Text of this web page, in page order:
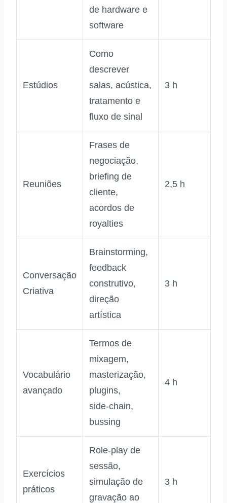
de hardware e
software
Estúdios
Como
descrever
salas, acústica,
tratamento e
fluxo de sinal
3 h
Reuniões
Frases de
negociação,
briefing de
cliente,
acordos de
royalties
2,5 h
Conversação
Criativa
Brainstorming,
feedback
construtivo,
direção
artística
3 h
Vocabulário
avançado
Termos de
mixagem,
masterização,
plugins,
side‑chain,
bussing
4 h
Exercícios
práticos
Role‑play de
sessão,
simulação de
gravação ao
3 h